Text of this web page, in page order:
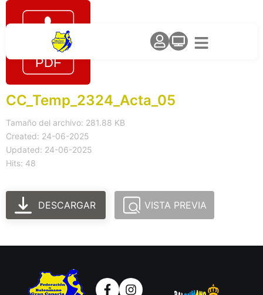
CC_Temp_2324_Acta_05
Tamaño del archivo: 281.88 KB
Created: 24-06-2025
Updated: 24-06-2025
Hits: 48
DESCARGAR VISTA PREVIA